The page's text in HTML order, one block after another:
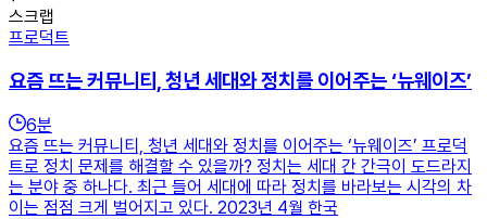
스크랩
프로덕트
요즘 뜨는 커뮤니티, 청년 세대와 정치를 이어주는 ‘뉴웨이즈’
6분
요즘 뜨는 커뮤니티, 청년 세대와 정치를 이어주는 ‘뉴웨이즈’ 프로덕
트로 정치 문제를 해결할 수 있을까? 정치는 세대 간 간극이 도드라지
는 분야 중 하나다. 최근 들어 세대에 따라 정치를 바라보는 시각의 차
이는 점점 크게 벌어지고 있다. 2023년 4월 한국